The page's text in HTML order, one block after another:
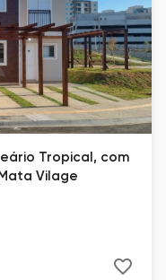
Tropical, com
Vilage